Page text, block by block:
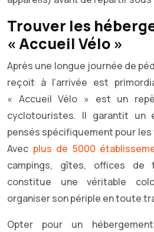
Trouver les
« Accueil Vélo »
Après une longue journée de
reçoit à l’arrivée est
« Accueil Vélo » est un
cyclotouristes. Il garantit un
pensés spécifiquement pour
Avec plus de 5000
campings, gîtes, offices de
constitue une véritable
organiser son périple en toute
Opter pour un